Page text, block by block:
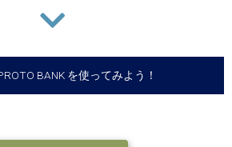
BANK を使ってみよう！